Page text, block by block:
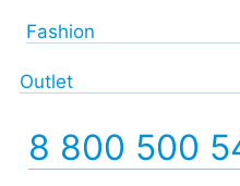
Fashion
Outlet
8 800 500